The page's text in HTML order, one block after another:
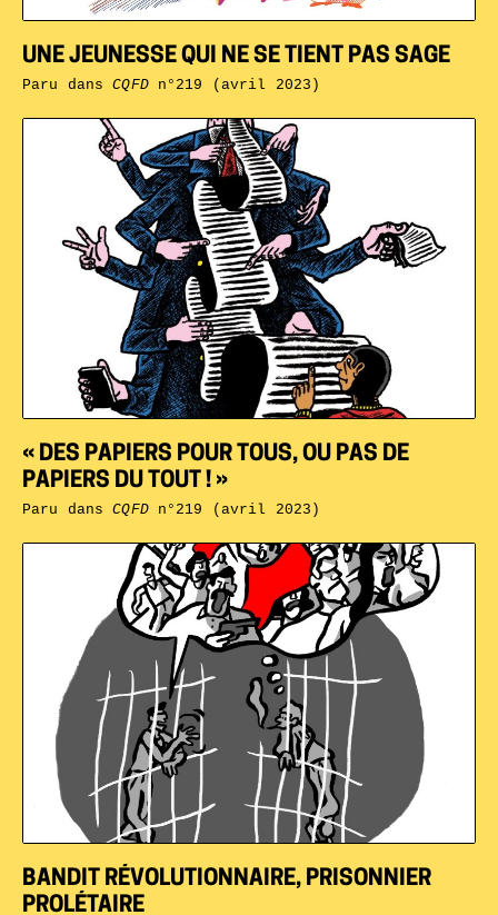
BANDIT RÉVOLUTIONNAIRE, PRISONNIER
PROLÉTAIRE
« DES PAPIERS POUR TOUS, OU PAS DE
PAPIERS DU TOUT ! »
Paru dansCQFDn°219 (avril 2023)
UNE JEUNESSE QUI NE SE TIENT PAS SAGE
Paru dansCQFDn°219 (avril 2023)